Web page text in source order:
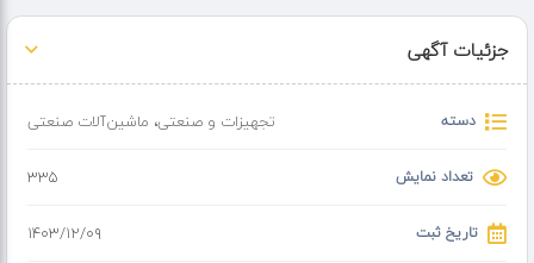
R2619ZC25J WESTCODE: تریستور فست دیسکی 2619 آمپر
جزئیات آگهی
دسته تجهیزات و صنعتی، ماشین‌آلات صنعتی
تعداد نمایش 335
تاریخ ثبت ۱۴۰۳/۱۲/۰۹